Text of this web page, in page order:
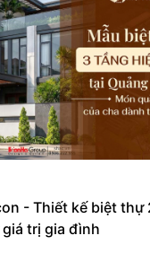
- Thiết kế biệt thự
trị gia đình